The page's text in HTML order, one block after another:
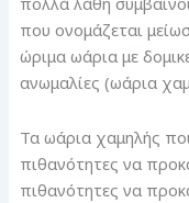
που ονομάζεται
ώριμα ωάρια με
ανωμαλίες (ωάρια
Τα ωάρια χαμηλής
πιθανότητες να
πιθανότητες να